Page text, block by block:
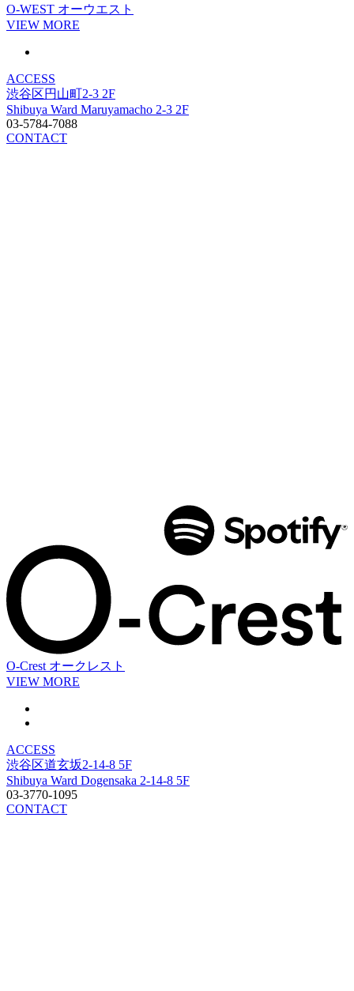
O-WEST オーウエスト
VIEW MORE
ACCESS
渋谷区円山町2-3 2F
Shibuya Ward Maruyamacho 2-3 2F
03-5784-7088
CONTACT
O-Crest オークレスト
VIEW MORE
ACCESS
渋谷区道玄坂2-14-8 5F
Shibuya Ward Dogensaka 2-14-8 5F
03-3770-1095
CONTACT